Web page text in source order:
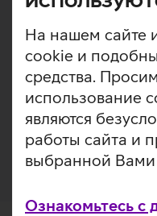
На нашем сайте
cookie и
средства.
использование
являются
работы сайта и
выбранной Вами
Ознакомьтесь с
подушки
обеспечивая высокий
царапин без ущерба
внешнего вида
стекло покрыто
образованию